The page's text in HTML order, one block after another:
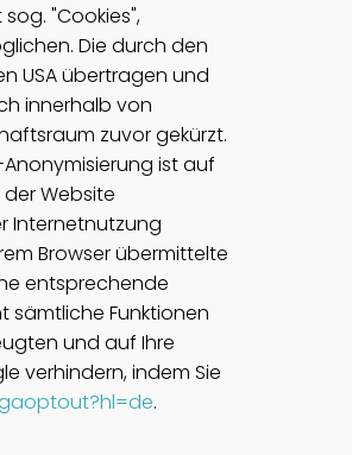
"Cookies",
Die durch den
USA übertragen und
innerhalb von
zuvor gekürzt.
ist auf
Website
Internetnutzung
Browser übermittelte
entsprechende
sämtliche Funktionen
und auf Ihre
verhindern, indem Sie
.